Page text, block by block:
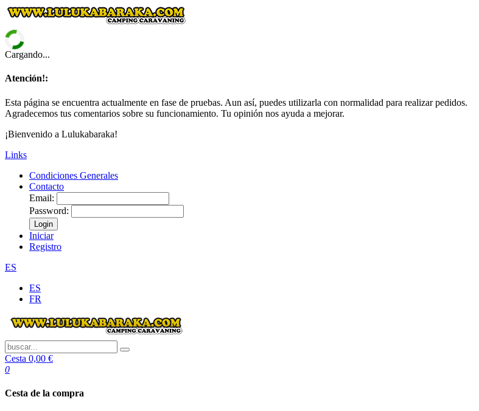
Cargando...
Atención!:
Esta página se encuentra actualmente en fase de pruebas. Aun así, puedes utilizarla con normalidad para realizar pedidos.
Agradecemos tus comentarios sobre su funcionamiento. Tu opinión nos ayuda a mejorar.
¡Bienvenido a Lulukabaraka!
Links
Condiciones Generales
Contacto
Email:
Password:
Login
Iniciar
Registro
ES
ES
FR
Cesta 0,00 €
0
Cesta de la compra